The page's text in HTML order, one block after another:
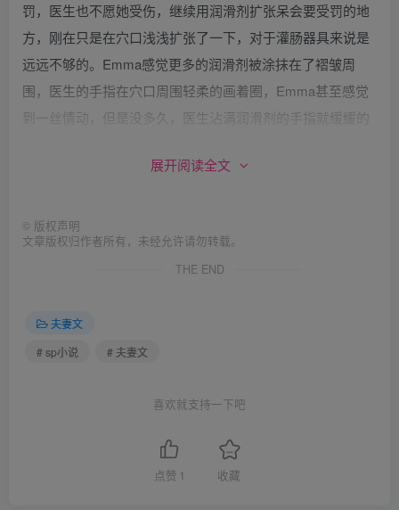
罚，医生也不愿她受伤，继续用润滑剂扩张呆会要受罚的地
方，刚在只是在穴口浅浅扩张了一下，对于灌肠器具来说是
远远不够的。Emma感觉更多的润滑剂被涂抹在了褶皱周
围，医生的手指在穴口周围轻柔的画着圈，Emma甚至感觉
到一丝情动，但是没多久，医生沾满润滑剂的手指就缓缓的
Emma难受的紧缩屁股，医生立马一个大巴掌下来让她放
肌肉不那么紧绷了，Brain放入了整个中指为她扩张，Emma
只能放松肌肉配合。
Brain的手指转动着向各个方向扩张了一会，觉得差不多
因为很好的扩张，Emma并不觉得有多不舒服，但是紧接着
冰凉的润滑液进入了肠道，这下Emma受不了了，“恩，难
地哼唧着。因为是第一次，Brain只准备200cc的剂量，但是
Emma还是感觉肚子慢慢鼓胀起来，而且隐隐作痛，过了仿
佛有一个世纪，Brain才宣布灌肠剂全部进来了，拔出管子的
展开阅读全文
© 版权声明
文章版权归作者所有，未经允许请勿转载。
THE END
夫妻文
# sp小说
# 夫妻文
喜欢就支持一下吧
点赞 1 收藏